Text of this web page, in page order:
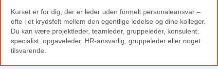
Kurset er for dig, der er leder uden formelt personaleansvar –
ofte i et krydsfelt mellem den egentlige ledelse og dine kolleger.
Du kan være projektleder, teamleder, gruppeleder, konsulent,
specialist, opgaveleder, HR-ansvarlig, gruppeleder eller noget
tilsvarende.